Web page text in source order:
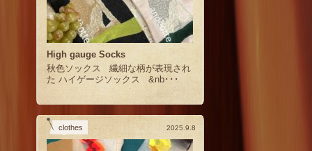
High gauge Socks
秋色ソックス 繊細な柄が表現され
た ハイゲージソックス &nb･･･
clothes 2025.9.8